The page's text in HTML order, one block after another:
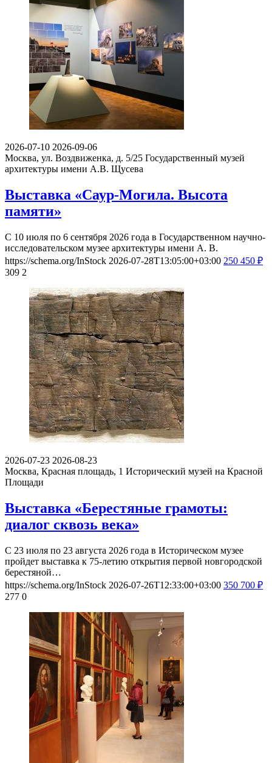
2026-07-10 2026-09-06
Москва, ул. Воздвиженка, д. 5/25 Государственный музей
архитектуры имени А.В. Щусева
Выставка «Саур-Могила. Высота
памяти»
С 10 июля по 6 сентября 2026 года в Государственном научно-
исследовательском музее архитектуры имени А. В.
https://schema.org/InStock 2026-07-28T13:05:00+03:00 250 450 ₽
309 2
2026-07-23 2026-08-23
Москва, Красная площадь, 1 Исторический музей на Красной
Площади
Выставка «Берестяные грамоты:
диалог сквозь века»
С 23 июля по 23 августа 2026 года в Историческом музее
пройдет выставка к 75-летию открытия первой новгородской
берестяной…
https://schema.org/InStock 2026-07-26T12:33:00+03:00 350 700 ₽
277 0